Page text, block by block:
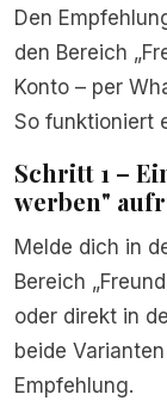
Den
den Bereich
Konto – per
So funktioniert
Schritt 1 –
werben"
Melde dich in
Bereich
oder direkt in
beide
Empfehlung.